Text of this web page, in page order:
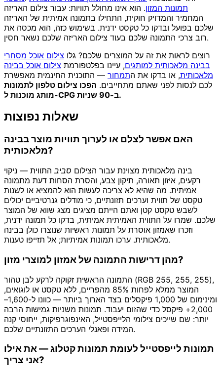
תמונות המזון. הוא אינו מחולל תוויות: עבור צילום האריזה
המחמיר והמדויק חוקית, התחילו בתמונה אמיתית של האריזה
שלכם בפועל ובדקו כל טקסט ידנית. בשימוש כזה, הוא מכסה את
רוב צרכי התמונה שלכם בעוד צילום האריזה שלכם נשאר חסין.
רוצים לראות את זה על המוצרים שלכם? גלו צילום אוכל מסחרי
בבינה מלאכותית למותגים, עיינו בפלטפורמת צילום אוכל בבינה
מלאכותית, או בדקו את התמחור — התוכנית החינמית מאפשרת
לכם לנסות לפני שאתם מתחייבים. הפכו צילום טלפון לתמונות
מותג מוכנות ל-CPG ב-90 שניות.
שאלות נפוצות
האם אפשר לצלם או לערוך תוויות מוצר בבינה
מלאכותית?
בינה מלאכותית מצוינת עבור הצילום סביב התווית — ניקוי
רקעים, איזון תאורה, תיקון צבע, והסרת הסחות דעת מתמונה
אמיתית. מה שהיא לא צריכה לעשות הוא להמציא או לשנות
טקסט של תווית וערכים תזונתיים, כי מודלים גנרטיביים יכולים
לשבש טקסט קטן ואתם הייתם מציגים מצג שווא של המוצר
שלכם. שמרו על התווית האמיתית אמיתית, בדקו כל תמונה ידנית,
וזכרו שאמזון אוסרת על תמונות ראשיות שנוצרו כולן בבינה
מלאכותית. ערכו תמונות אמיתיות; אל תזייפו טענות.
מהן דרישות התמונה של אמזון למוצרי מזון?
התמונה הראשית זקוקה לרקע לבן טהור (RGB 255, 255, 255),
המוצר ממלא לפחות 85% מהפריים, ללא טקסט או לוגואים,
ומינימום של 1,000 פיקסלים בצד הארוך ביותר — כוונו ל-1,600–
2,000+ פיקסל כדי שהזום יעבוד. תמונות משניות גמישות הרבה
יותר: שם שייכים צילומי הלייפסטייל, האינפוגרפיקות, ייחוסי קנה
המידה ופאנלי הערכים התזונתיים שלכם.
תמונות לייפסטייל לעומת תמונות קטלוג — את אילו
אני צריך?